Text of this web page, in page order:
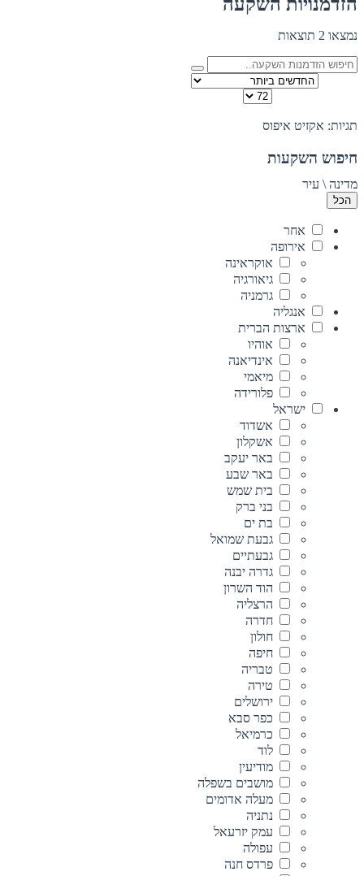
נמצאו 2 תוצאות
תגיות: אקזיט איפוס
חיפוש השקעות
מדינה \ עיר
הכל
אחר
אירופה
אוקראינה
גיאורגיה
גרמניה
אנגליה
ארצות הברית
אוהיו
אינדיאנה
מיאמי
פלורידה
ישראל
אשדוד
אשקלון
באר יעקב
באר שבע
בית שמש
בני ברק
בת ים
גבעת שמואל
גבעתיים
גדרה יבנה
הוד השרון
הרצליה
חדרה
חולון
חיפה
טבריה
טירה
ירושלים
כפר סבא
כרמיאל
לוד
מודיעין
מושבים בשפלה
מעלה אדומים
נתניה
עמק יזרעאל
עפולה
פרדס חנה